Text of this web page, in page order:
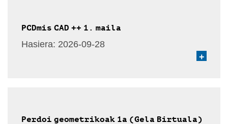
PCDmis CAD ++ 1. maila
Hasiera: 2026-09-28
+
Perdoi geometrikoak 1a (Gela Birtuala)